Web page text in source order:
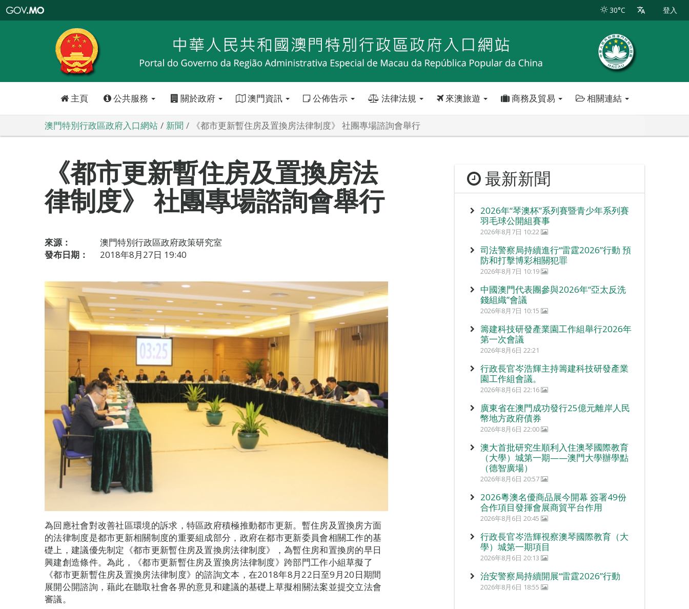
特
政
區
政
口
30°C 登入
主頁 公共服務 關於政府 澳門資訊 公佈告示 法律法規 來澳旅遊 商務及貿易 相關連結
澳門特別行政區政府入口網站 新聞 《都市更新暫住房及置換房法律制度》 社團專場諮詢會舉行
《都市更新暫住房及置換房法
律制度》 社團專場諮詢會舉行
來源：
澳門特別行政區政府政策研究室
發布日期：
2018年8月27日 19:40
為回應社會對改善社區環境的訴求，特區政府積極推動都市更新。暫住房及置換房方面
的法律制度是都市更新相關制度的重要組成部分，政府在都市更新委員會相關工作的基
礎上，建議優先制定《都市更新暫住房及置換房法律制度》，為暫住房和置換房的早日
興建創造條件。為此，《都市更新暫住房及置換房法律制度》跨部門工作小組草擬了
《都市更新暫住房及置換房法律制度》的諮詢文本，在2018年8月22日至9月20日期間
展開公開諮詢，藉此在聽取社會各界的意見和建議的基礎上草擬相關法案並提交立法會
審議。
最新新聞
2026年“琴澳杯”系列賽暨青少年系列賽
羽毛球公開組賽事
2026年8月7日 10:22
司法警察局持續進行“雷霆2026”行動 預
防和打擊博彩相關犯罪
2026年8月7日 10:19
中國澳門代表團參與2026年“亞太反洗
錢組織”會議
2026年8月7日 10:15
籌建科技研發產業園工作組舉行2026年
第一次會議
2026年8月6日 22:21
行政長官岑浩輝主持籌建科技研發產業
園工作組會議。
2026年8月6日 22:16
廣東省在澳門成功發行25億元離岸人民
幣地方政府債券
2026年8月6日 22:00
澳大首批研究生順利入住澳琴國際教育
（大學）城第一期——澳門大學辦學點
（德智廣場）
2026年8月6日 20:57
2026粵澳名優商品展今開幕 簽署49份
合作項目發揮會展商貿平台作用
2026年8月6日 20:45
行政長官岑浩輝視察澳琴國際教育（大
學）城第一期項目
2026年8月6日 20:13
治安警察局持續開展“雷霆2026”行動
2026年8月6日 18:55